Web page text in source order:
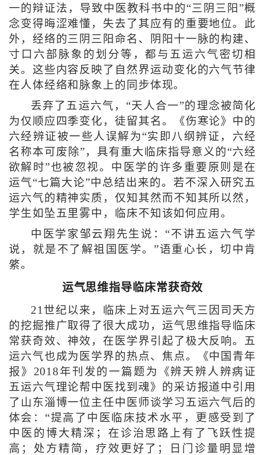
一的辩证法，导致中医教科书中的“三阴三阳”概
念变得晦涩难懂，失去了其应有的重要地位。此
外，经络的三阴三阳命名、阴阳十一脉的构建、
寸口六部脉象的划分等，都与五运六气密切相
关。这些内容反映了自然界运动变化的六气节律
在人体经络和脉象上的同步体现。
丢弃了五运六气，“天人合一”的理念被简化
为仅顺应四季变化，徒留其名。《伤寒论》中的
六经辨证被一些人误解为“实即八纲辨证，六经
名称本可废除”，具有重大临床指导意义的“六经
欲解时”也被忽视。中医学的许多重要原则是在
运气“七篇大论”中总结出来的。若不深入研究五
运六气的精神实质，仅知其然而不知其所以然，
学生如坠五里雾中，临床不知该如何应用。
中医学家邹云翔先生说：“不讲五运六气学
说，就是不了解祖国医学。”语重心长，切中肯
綮。
运气思维指导临床常获奇效
21世纪以来，临床上对五运六气三因司天方
的挖掘推广取得了很大成功，运气思维指导临床
常获奇效、神效，在医学界引起了极大反响。五
运六气也成为医学界的热点、焦点。《中国青年
报》2018年刊发的一篇题为《辨天辨人辨病证
五运六气理论帮中医找到魂》的采访报道中引用
了山东淄博一位主任中医师谈学习五运六气后的
体会：“提高了中医临床技术水平，更感受到了
中医的博大精深；在诊治思路上有了飞跃性提
高；处方精简，疗效更好了；日门诊量明显增